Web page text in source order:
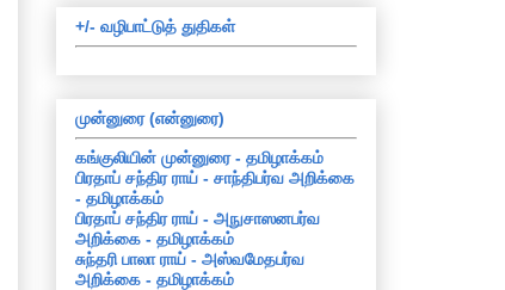
+/- வழிபாட்டுத் துதிகள்
முன்னுரை (என்னுரை)
கங்குலியின் முன்னுரை - தமிழாக்கம்
பிரதாப் சந்திர ராய் - சாந்திபர்வ அறிக்கை
- தமிழாக்கம்
பிரதாப் சந்திர ராய் - அநுசாஸனபர்வ
அறிக்கை - தமிழாக்கம்
சுந்தரி பாலா ராய் - அஸ்வமேதபர்வ
அறிக்கை - தமிழாக்கம்